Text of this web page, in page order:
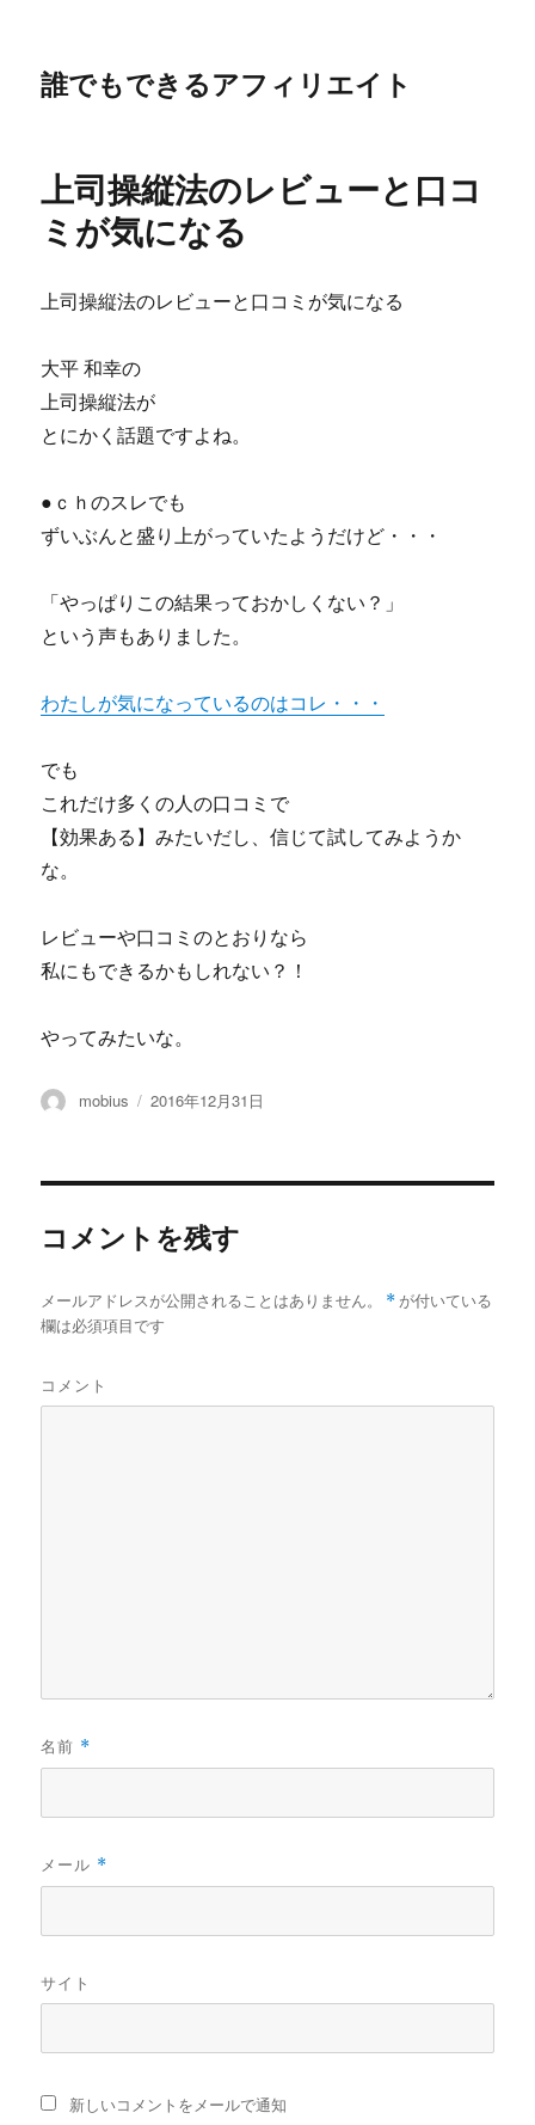
誰でもできるアフィリエイト
上司操縦法のレビューと口コ
ミが気になる
上司操縦法のレビューと口コミが気になる
大平 和幸の
上司操縦法が
とにかく話題ですよね。
●ｃｈのスレでも
ずいぶんと盛り上がっていたようだけど・・・
「やっぱりこの結果っておかしくない？」
という声もありました。
わたしが気になっているのはコレ・・・
でも
これだけ多くの人の口コミで
【効果ある】みたいだし、信じて試してみようか
な。
レビューや口コミのとおりなら
私にもできるかもしれない？！
やってみたいな。
投
mobius
投
2016年12月31日
コメントを残す
メールアドレスが公開されることはありません。 * が付いている
欄は必須項目です
コメント
名前 *
メール *
サイト
新しいコメントをメールで通知